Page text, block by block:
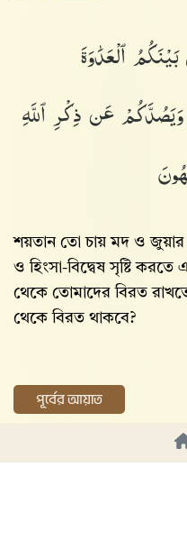
ٱلْعَدَٰوَةَ
وَيَصُدَّكُمْ عَن ذِكْرِ ٱللَّهِ
শয়তান তো চায় মদ ও জুয়ার
ও হিংসা-বিদ্বেষ সৃষ্টি
থেকে তোমাদের বিরত
থেকে বিরত থাকবে?
পূর্বের আয়াত